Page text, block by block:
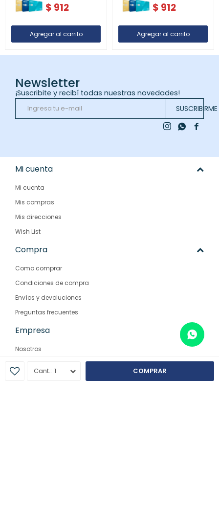
1 COMPRAR
$ 912
$ 912
Newsletter
¡Suscribite y recibí todas nuestras novedades!
SUSCRIBIRME

 
Mi cuenta
Mi cuenta
Mis compras
Mis direcciones
Wish List
Compra
Como comprar
Condiciones de compra
Envíos y devoluciones
Preguntas frecuentes
Empresa
Nosotros